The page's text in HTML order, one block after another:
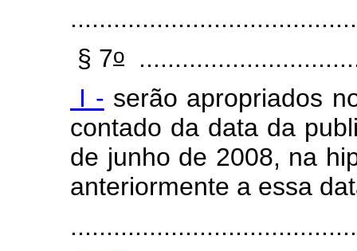
§ 7o
I - serão apropriados
contado da data da
de junho de 2008, na
anteriormente a essa